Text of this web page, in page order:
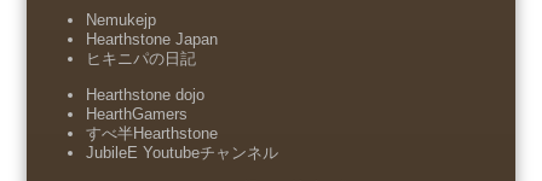
Nemukejp
Hearthstone Japan
ヒキニパの日記
Hearthstone dojo
HearthGamers
すべ半Hearthstone
JubileE Youtubeチャンネル